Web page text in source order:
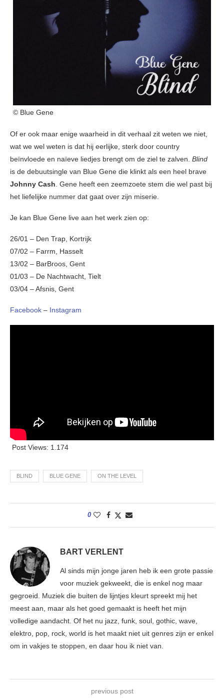
© Blue Gene
Of er ook maar enige waarheid in dit verhaal zit weten we niet,
wat we wel weten is dat hij eerlijke, sterk door country
beïnvloede en naïeve liedjes brengt om de ziel te zalven. Blind
is de debuutsingle van Blue Gene die klinkt als een heel brave
Johnny Cash. Gene heeft een zeemzoete stem die wel past bij
het liefelijke nummer dat gaat over zijn miserie.
Je kan Blue Gene live aan het werk zien op:
26/01 – Den Trap, Kortrijk
07/02 – Farrm, Hasselt
13/02 – BarBroos, Gent
01/03 – De Nachtwacht, Tielt
03/04 – Afsnis, Gent
Facebook – Instagram
Post Views: 1.174
BLIND BLUE GENE ON THE LEVEL
0
BART VERLENT
Al sinds mijn jonge jaren heb ik een grote passie
voor muziek gekweekt, die is enkel nog maar
gegroeid. Muziek die buiten de lijntjes kleurt spreekt mij het
meest aan, maar als het goed gemaakt is heeft het mijn
volledige aandacht. Of het nu jazz, funk, soul, gothic, wave,
elektro, pop, rock, world is het maakt niet uit genres zijn er enkel
om in vakjes te stoppen, en daar hou ik niet van.
previous post